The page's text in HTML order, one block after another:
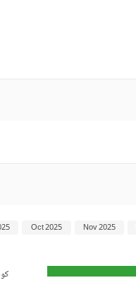
Nov 2025
Oct 2025